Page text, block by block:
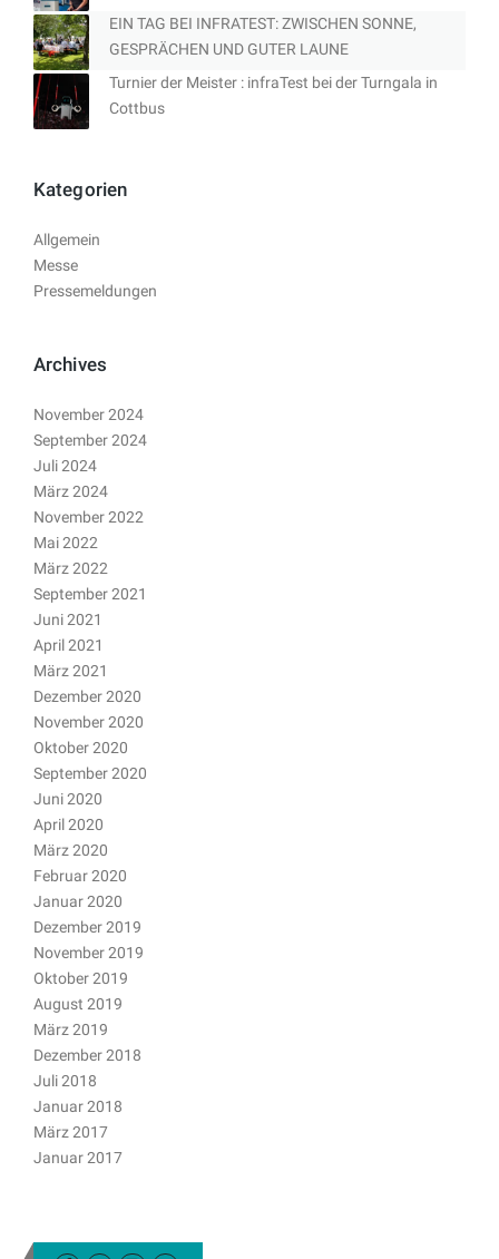
EIN TAG BEI INFRATEST: ZWISCHEN SONNE,
GESPRÄCHEN UND GUTER LAUNE
Turnier der Meister : infraTest bei der Turngala in
Cottbus
Kategorien
Allgemein
Messe
Pressemeldungen
Archives
November 2024
September 2024
Juli 2024
März 2024
November 2022
Mai 2022
März 2022
September 2021
Juni 2021
April 2021
März 2021
Dezember 2020
November 2020
Oktober 2020
September 2020
Juni 2020
April 2020
März 2020
Februar 2020
Januar 2020
Dezember 2019
November 2019
Oktober 2019
August 2019
März 2019
Dezember 2018
Juli 2018
Januar 2018
März 2017
Januar 2017